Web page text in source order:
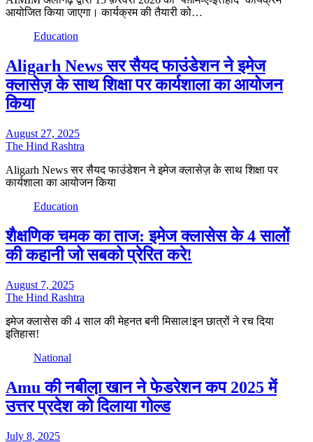
आयोजित किया जाएगा। कार्यक्रम की तैयारी को…
Education
Aligarh News सर सैयद फाउंडेशन ने इमेज
क्लासेज़ के साथ शिक्षा पर कार्यशाला का आयोजन
किया
August 27, 2025
The Hind Rashtra
Aligarh News सर सैयद फाउंडेशन ने इमेज क्लासेज़ के साथ शिक्षा पर
कार्यशाला का आयोजन किया
Education
शैक्षणिक चमक का ताज: इमेज क्लासेस के 4 सालों
की कहानी जो सबको प्रेरित करे!
August 7, 2025
The Hind Rashtra
इमेज क्लासेस की 4 साल की मेहनत बनी मिसाल!इन छात्रों ने रच दिया
इतिहास!
National
Amu की नबीला़ खान ने फेडरेशन कप 2025 में
उत्तर प्रदेश को दिलाया गोल्ड
July 8, 2025